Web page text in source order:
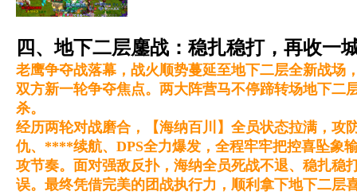
四、地下二层鏖战：稳扎稳打，再收一
老鹰争夺战落幕，战火顺势蔓延至地下二层全新战场
双方新一轮争夺焦点。两大阵营马不停蹄转场地下二
杀。
经历两轮对战磨合，【海纳百川】全员状态拉满，攻
仇、****续航、DPS全力爆发，全程牢牢把控喜坠象
攻节奏。面对强敌反扑，海纳全员死战不退、稳扎稳
误。最终凭借完美的团战执行力，顺利拿下地下二层